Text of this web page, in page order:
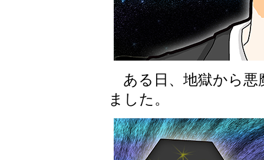
ある日、地獄から悪
ました。